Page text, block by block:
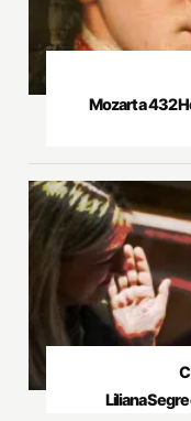
Mozart a 432
Liliana